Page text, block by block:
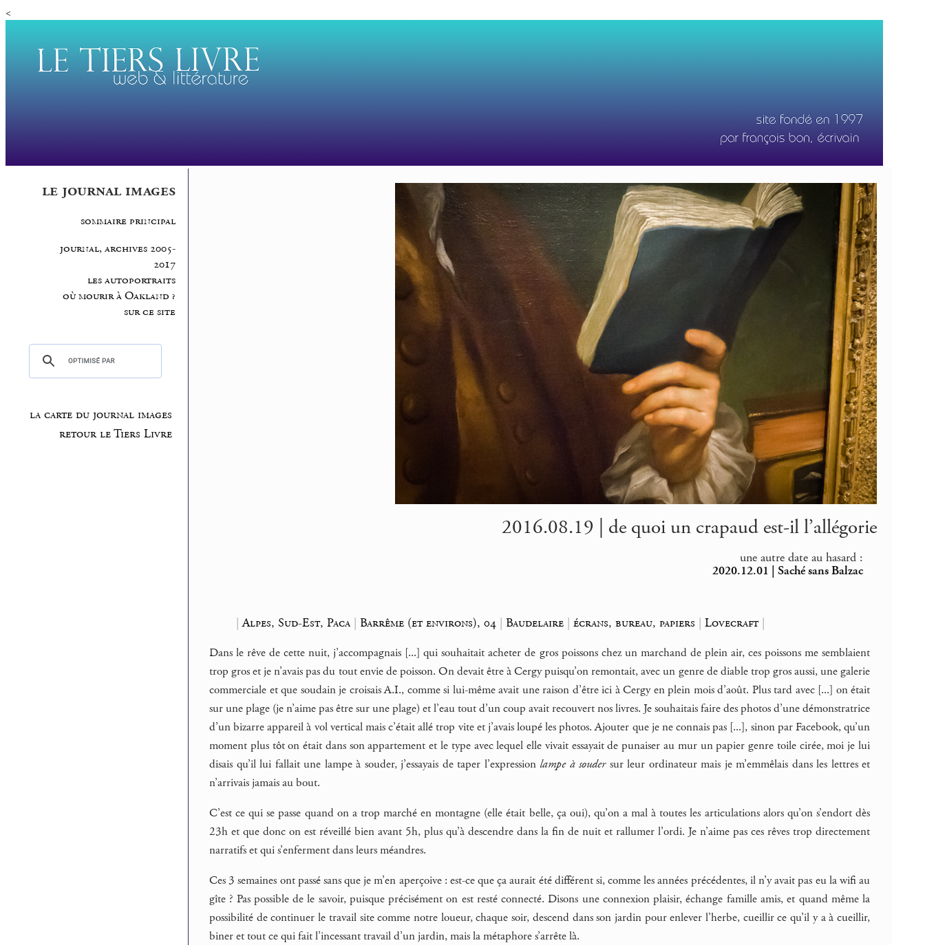
<
le journal images
sommaire principal
journal, archives 2005-
2017
les autoportraits
où mourir à Oakland ?
sur ce site
la carte du journal images
retour le Tiers Livre
2016.08.19 | de quoi un crapaud est-il l’allégorie
une autre date au hasard :
2020.12.01 | Saché sans Balzac
|Alpes, Sud-Est, Paca|Barrême (et environs), 04 |Baudelaire |écrans, bureau, papiers |Lovecraft|
Dans le rêve de cette nuit, j’accompagnais [...] qui souhaitait acheter de gros poissons chez un marchand de plein air, ces poissons me semblaient
trop gros et je n’avais pas du tout envie de poisson. On devait être à Cergy puisqu’on remontait, avec un genre de diable trop gros aussi, une galerie
commerciale et que soudain je croisais A.I., comme si lui-même avait une raison d’être ici à Cergy en plein mois d’août. Plus tard avec [...] on était
sur une plage (je n’aime pas être sur une plage) et l’eau tout d’un coup avait recouvert nos livres. Je souhaitais faire des photos d’une démonstratrice
d’un bizarre appareil à vol vertical mais c’était allé trop vite et j’avais loupé les photos. Ajouter que je ne connais pas [...], sinon par Facebook, qu’un
moment plus tôt on était dans son appartement et le type avec lequel elle vivait essayait de punaiser au mur un papier genre toile cirée, moi je lui
disais qu’il lui fallait une lampe à souder, j’essayais de taper l’expressionlampe à soudersur leur ordinateur mais je m’emmêlais dans les lettres et
n’arrivais jamais au bout.
C’est ce qui se passe quand on a trop marché en montagne (elle était belle, ça oui), qu’on a mal à toutes les articulations alors qu’on s’endort dès
23h et que donc on est réveillé bien avant 5h, plus qu’à descendre dans la fin de nuit et rallumer l’ordi. Je n’aime pas ces rêves trop directement
narratifs et qui s’enferment dans leurs méandres.
Ces 3 semaines ont passé sans que je m’en aperçoive : est-ce que ça aurait été différent si, comme les années précédentes, il n’y avait pas eu la wifi au
gîte ? Pas possible de le savoir, puisque précisément on est resté connecté. Disons une connexion plaisir, échange famille amis, et quand même la
possibilité de continuer le travail site comme notre loueur, chaque soir, descend dans son jardin pour enlever l’herbe, cueillir ce qu’il y a à cueillir,
biner et tout ce qui fait l’incessant travail d’un jardin, mais la métaphore s’arrête là.